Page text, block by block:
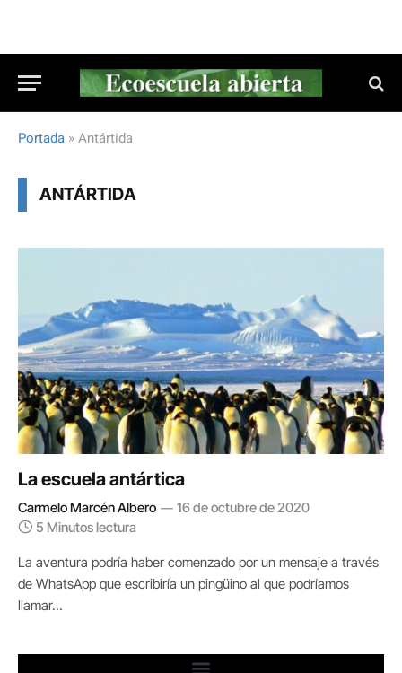
Portada »Antártida
ANTÁRTIDA
La escuela antártica
Carmelo Marcén Albero
16 de octubre de 2020
5 Minutos lectura
La aventura podría haber comenzado por un mensaje a través
de WhatsApp que escribiría un pingüino al que podríamos
llamar…